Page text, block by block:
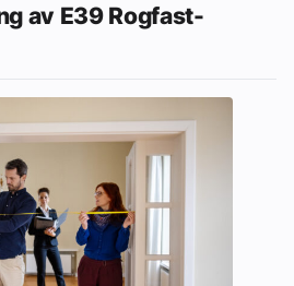
av E39 Rogfast-